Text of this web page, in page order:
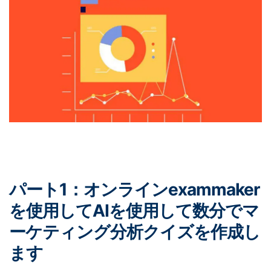
パート1：オンラインexammaker
を使用してAIを使用して数分でマ
ーケティング分析クイズを作成し
ます